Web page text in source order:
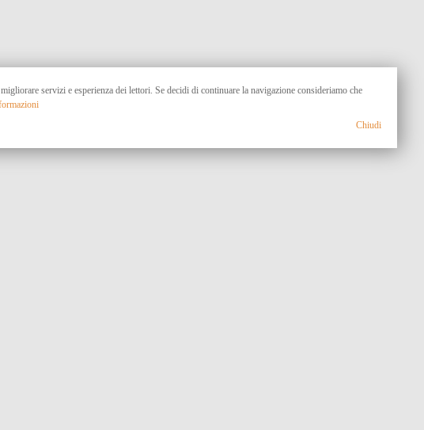
servizi e esperienza dei lettori. Se decidi di continuare la navigazione consideriamo che
Chiudi